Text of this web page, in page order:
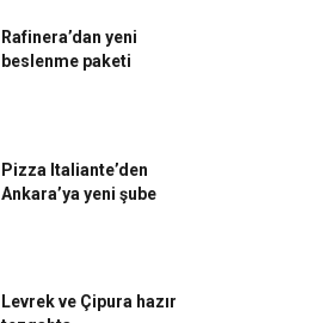
Rafinera’dan yeni
beslenme paketi
Pizza Italiante’den
Ankara’ya yeni şube
Levrek ve Çipura hazır